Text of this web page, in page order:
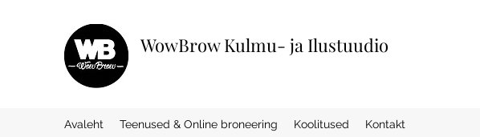
WowBrow Kulmu- ja Ilustuudio
Avaleht Teenused & Online broneering Koolitused Kontakt